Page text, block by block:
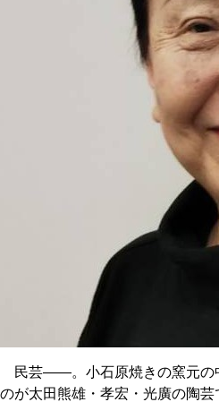
民芸――。小石原焼きの窯元の
のが太田熊雄・孝宏・光廣の陶